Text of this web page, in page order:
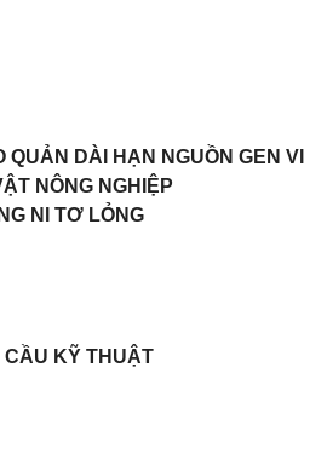
QUẢN DÀI HẠN NGUỒN GEN VI
NÔNG NGHIỆP
NI TƠ LỎNG
CẦU KỸ THUẬT